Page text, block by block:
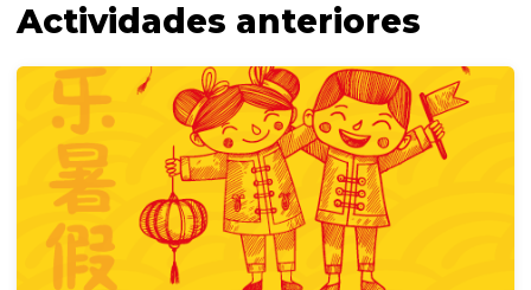
Actividades anteriores